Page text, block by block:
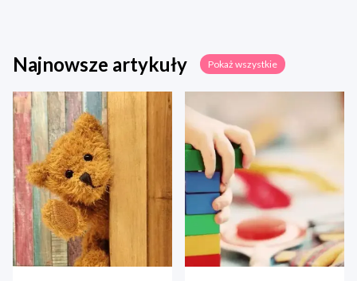
Najnowsze artykuły Pokaż wszystkie